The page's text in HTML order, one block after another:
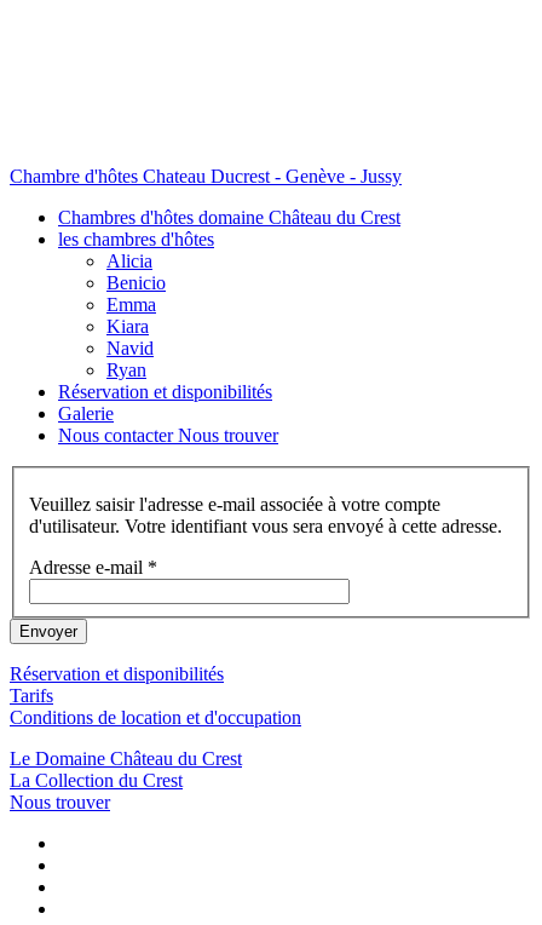
Chambre d'hôtes Chateau Ducrest - Genève - Jussy
Chambres d'hôtes domaine Château du Crest
les chambres d'hôtes
Alicia
Benicio
Emma
Kiara
Navid
Ryan
Réservation et disponibilités
Galerie
Nous contacter Nous trouver
Veuillez saisir l'adresse e-mail associée à votre compte
d'utilisateur. Votre identifiant vous sera envoyé à cette adresse.
Adresse e-mail *
Envoyer
Réservation et disponibilités
Tarifs
Conditions de location et d'occupation
Le Domaine Château du Crest
La Collection du Crest
Nous trouver